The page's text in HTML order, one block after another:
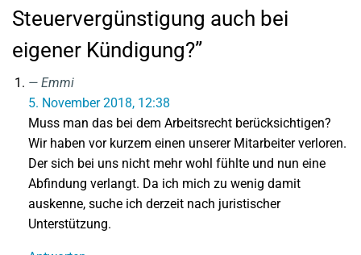
Steuervergünstigung auch bei
eigener Kündigung?”
Emmi
5. November 2018, 12:38
Muss man das bei dem Arbeitsrecht berücksichtigen?
Wir haben vor kurzem einen unserer Mitarbeiter verloren.
Der sich bei uns nicht mehr wohl fühlte und nun eine
Abfindung verlangt. Da ich mich zu wenig damit
auskenne, suche ich derzeit nach juristischer
Unterstützung.